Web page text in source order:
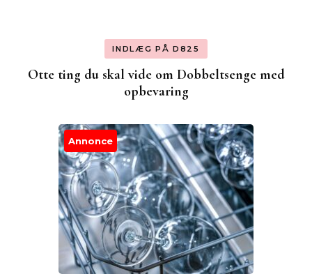
INDLÆG PÅ D825
Otte ting du skal vide om Dobbeltsenge med
opbevaring
Annonce